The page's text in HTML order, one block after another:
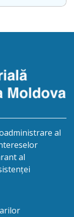
procedurii
a.n.
al
al